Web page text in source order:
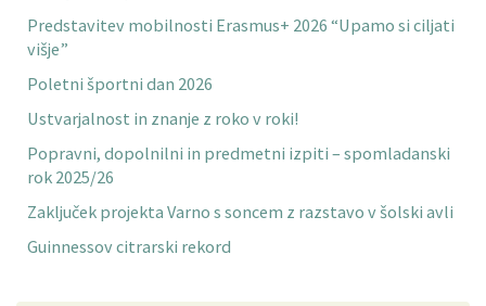
Predstavitev mobilnosti Erasmus+ 2026 “Upamo si ciljati
višje”
Poletni športni dan 2026
Ustvarjalnost in znanje z roko v roki!
Popravni, dopolnilni in predmetni izpiti – spomladanski
rok 2025/26
Zaključek projekta Varno s soncem z razstavo v šolski avli
Guinnessov citrarski rekord